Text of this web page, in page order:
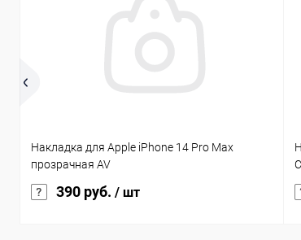
Накладка для Apple iPhone 14 Pro Max
прозрачная AV
390 руб. / шт